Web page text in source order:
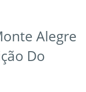
Alegre
Do